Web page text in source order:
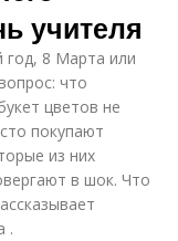
учителя
год, 8 Марта или
что
цветов не
покупают
из них
в шок. Что
.